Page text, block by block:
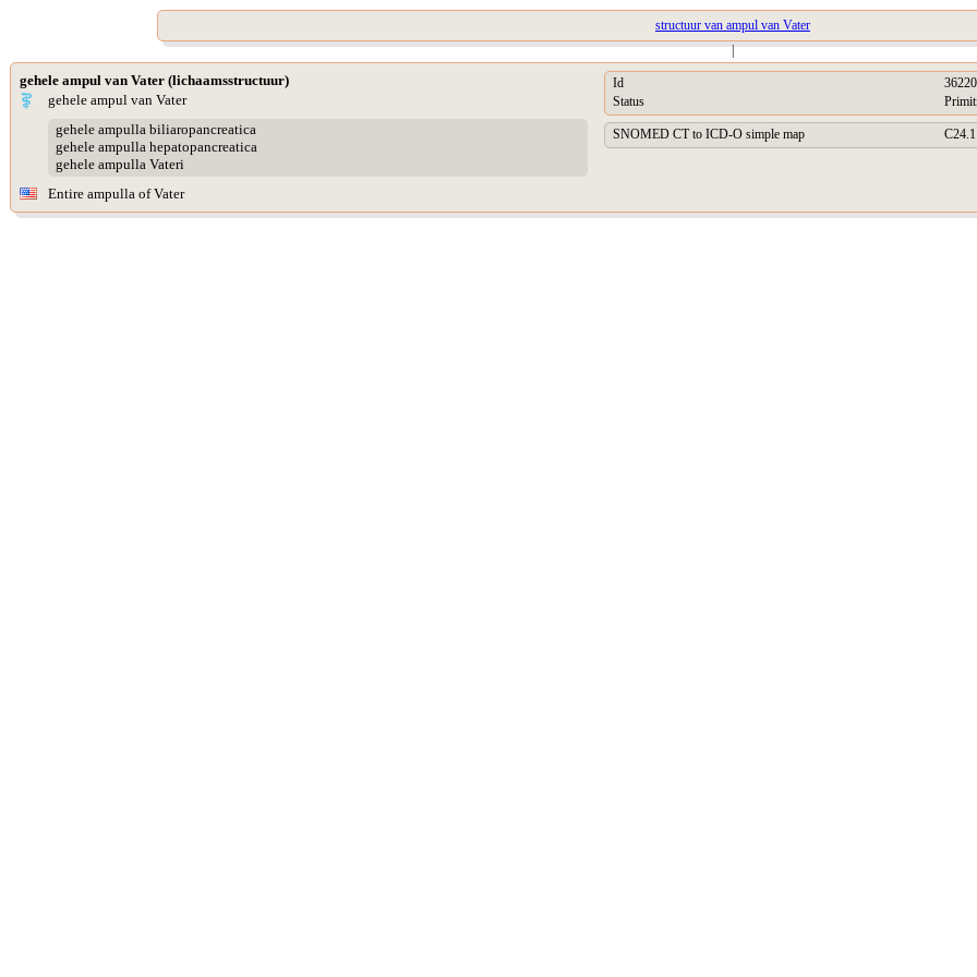
structuur van ampul van Vater
|
gehele ampul van Vater (lichaamsstructuur)
gehele ampul van Vater
gehele ampulla biliaropancreatica
gehele ampulla hepatopancreatica
gehele ampulla Vateri
Entire ampulla of Vater
Id
Status
SNOMED CT to ICD-O simple map C24.1